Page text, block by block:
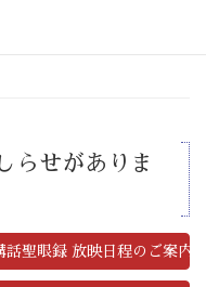
らせがありま
話聖眼録 放映日程のご案内